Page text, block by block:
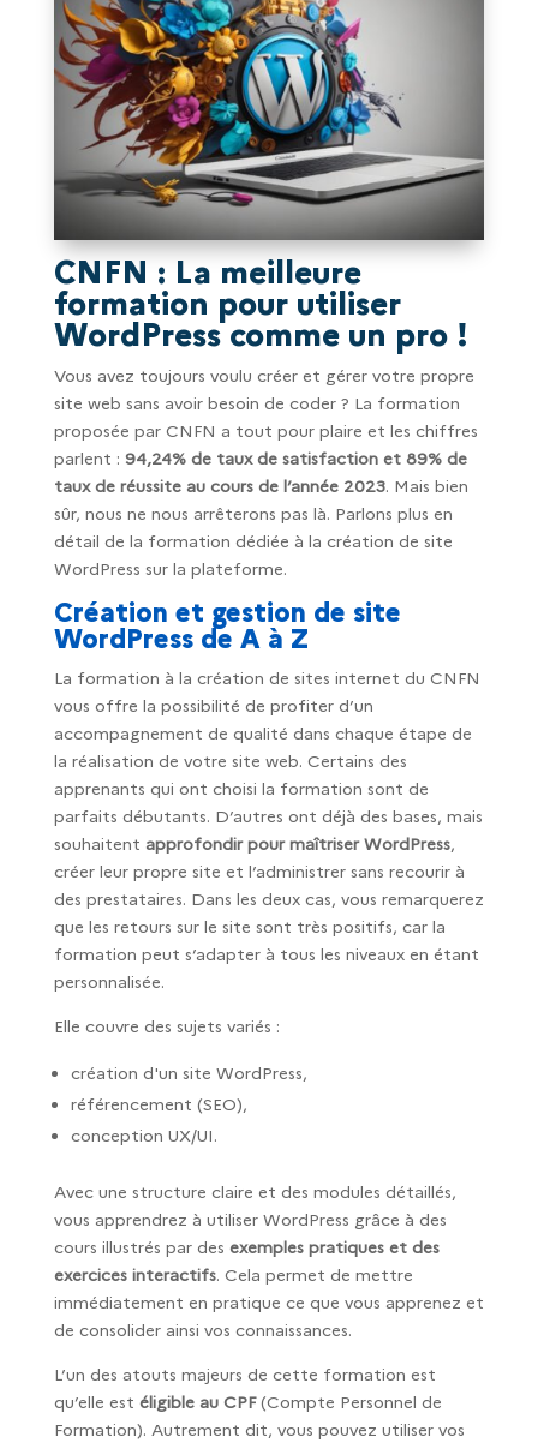
CNFN : La meilleure
formation pour utiliser
WordPress comme un pro !
Vous avez toujours voulu créer et gérer votre propre
site web sans avoir besoin de coder ? La formation
proposée par CNFN a tout pour plaire et les chiffres
parlent : 94,24% de taux de satisfaction et 89% de
taux de réussite au cours de l’année 2023. Mais bien
sûr, nous ne nous arrêterons pas là. Parlons plus en
détail de la formation dédiée à la création de site
WordPress sur la plateforme.
Création et gestion de site
WordPress de A à Z
La formation à la création de sites internet du CNFN
vous offre la possibilité de profiter d’un
accompagnement de qualité dans chaque étape de
la réalisation de votre site web. Certains des
apprenants qui ont choisi la formation sont de
parfaits débutants. D’autres ont déjà des bases, mais
souhaitent approfondir pour maîtriser WordPress,
créer leur propre site et l’administrer sans recourir à
des prestataires. Dans les deux cas, vous remarquerez
que les retours sur le site sont très positifs, car la
formation peut s’adapter à tous les niveaux en étant
personnalisée.
Elle couvre des sujets variés :
création d'un site WordPress,
référencement (SEO),
conception UX/UI.
Avec une structure claire et des modules détaillés,
vous apprendrez à utiliser WordPress grâce à des
cours illustrés par des exemples pratiques et des
exercices interactifs. Cela permet de mettre
immédiatement en pratique ce que vous apprenez et
de consolider ainsi vos connaissances.
L’un des atouts majeurs de cette formation est
qu’elle est éligible au CPF(Compte Personnel de
Formation). Autrement dit, vous pouvez utiliser vos